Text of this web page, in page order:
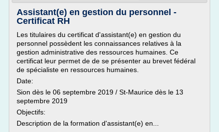
Assistant(e) en gestion du personnel -
Certificat RH
Les titulaires du certificat d'assistant(e) en gestion du
personnel possèdent les connaissances relatives à la
gestion administrative des ressources humaines. Ce
certificat leur permet de de se présenter au brevet fédéral
de spécialiste en ressources humaines.
Date:
Sion dès le 06 septembre 2019 / St-Maurice dès le 13
septembre 2019
Objectifs:
Description de la formation d'assistant(e) en...